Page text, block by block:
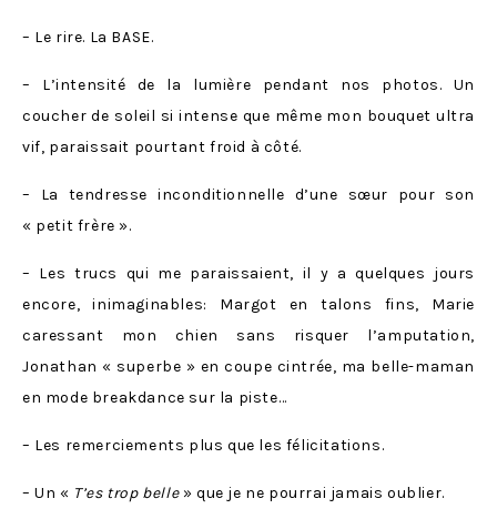
– Le rire. La BASE.
– L’intensité de la lumière pendant nos photos. Un
coucher de soleil si intense que même mon bouquet ultra
vif, paraissait pourtant froid à côté.
– La tendresse inconditionnelle d’une sœur pour son
« petit frère ».
– Les trucs qui me paraissaient, il y a quelques jours
encore, inimaginables: Margot en talons fins, Marie
caressant mon chien sans risquer l’amputation,
Jonathan « superbe » en coupe cintrée, ma belle-maman
en mode breakdance sur la piste…
– Les remerciements plus que les félicitations.
– Un « T’es trop belle» que je ne pourrai jamais oublier.